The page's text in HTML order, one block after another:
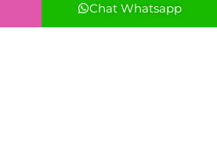
Chat Whatsapp